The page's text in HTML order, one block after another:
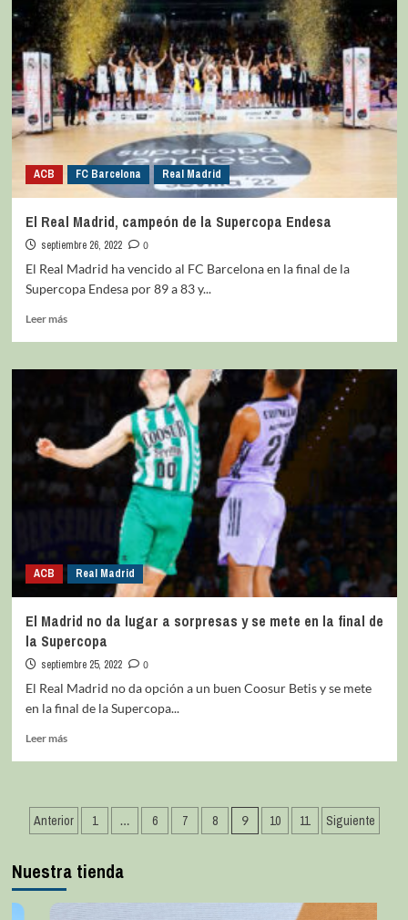
ACB FC Barcelona Real Madrid
El Real Madrid, campeón de la Supercopa Endesa
septiembre 26, 2022
0
El Real Madrid ha vencido al FC Barcelona en la final de la
Supercopa Endesa por 89 a 83 y...
Leer más
ACB Real Madrid
El Madrid no da lugar a sorpresas y se mete en la final de
la Supercopa
septiembre 25, 2022
0
El Real Madrid no da opción a un buen Coosur Betis y se mete
en la final de la Supercopa...
Leer más
Anterior 1 … 6 7 8 9 10 11 Siguiente
Nuestra tienda